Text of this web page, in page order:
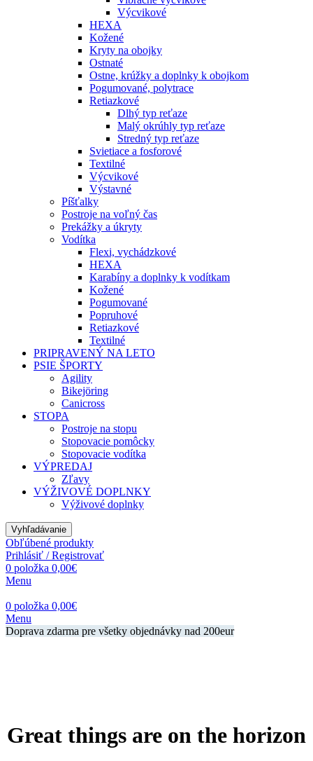
Výcvikové
HEXA
Kožené
Kryty na obojky
Ostnaté
Ostne, krúžky a doplnky k obojkom
Pogumované, polytrace
Retiazkové
Dlhý typ reťaze
Malý okrúhly typ reťaze
Stredný typ reťaze
Svietiace a fosforové
Textilné
Výcvikové
Výstavné
Píšťalky
Postroje na voľný čas
Prekážky a úkryty
Vodítka
Flexi, vychádzkové
HEXA
Karabíny a doplnky k vodítkam
Kožené
Pogumované
Popruhové
Retiazkové
Textilné
PRIPRAVENÝ NA LETO
PSIE ŠPORTY
Agility
Bikejöring
Canicross
STOPA
Postroje na stopu
Stopovacie pomôcky
Stopovacie vodítka
VÝPREDAJ
Zľavy
VÝŽIVOVÉ DOPLNKY
Výživové doplnky
Vyhľadávanie
Obľúbené produkty
Prihlásiť / Registrovať
0 položka 0,00€
Menu
0 položka 0,00€
Menu
Doprava zdarma pre všetky objednávky nad 200eur
Great things are on the horizon